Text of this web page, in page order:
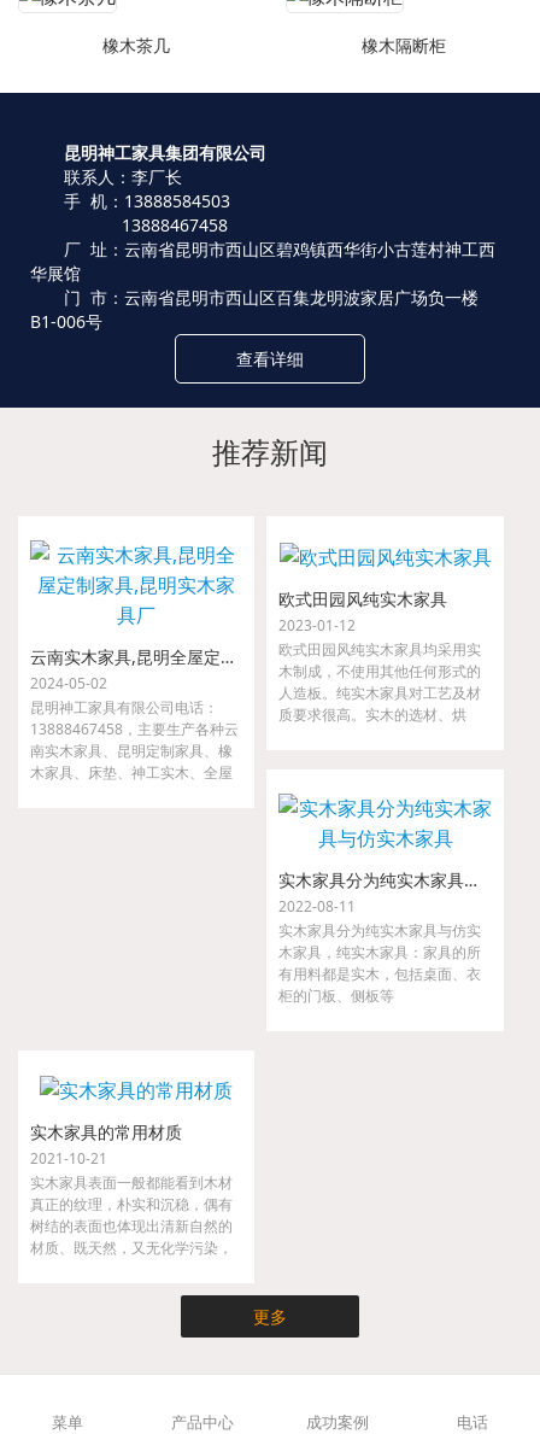
橡木茶几 橡木隔断柜
昆明神工家具集团有限公司
联系人：李厂长
手 机：13888584503
13888467458
厂 址：云南省昆明市西山区碧鸡镇西华街小古莲村神工西
华展馆
门 市：云南省昆明市西山区百集龙明波家居广场负一楼
B1-006号
查看详细
推荐新闻
云南实木家具,昆明全屋定制家具,昆明实木家具厂
2024-05-02
昆明神工家具有限公司电话：
13888467458，主要生产各种云
南实木家具、昆明定制家具、橡
木家具、床垫、神工实木、全屋
欧式田园风纯实木家具
2023-01-12
欧式田园风纯实木家具均采用实
木制成，不使用其他任何形式的
人造板。纯实木家具对工艺及材
质要求很高。实木的选材、烘
象，大则整套家具变形，以至无
法使用。
实木家具分为纯实木家具与仿实木家具
2022-08-11
实木家具分为纯实木家具与仿实
木家具，纯实木家具：家具的所
有用料都是实木，包括桌面、衣
柜的门板、侧板等
实木家具的常用材质
2021-10-21
实木家具表面一般都能看到木材
真正的纹理，朴实和沉稳，偶有
树结的表面也体现出清新自然的
材质、既天然，又无化学污染，
现代都市人崇尚大自然的家具。
更多
菜单 产品中心 成功案例 电话